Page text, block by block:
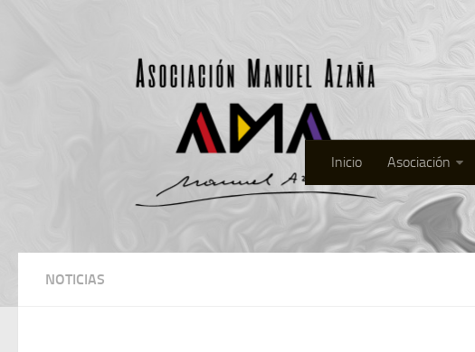
Inicio Asociación
NOTICIAS